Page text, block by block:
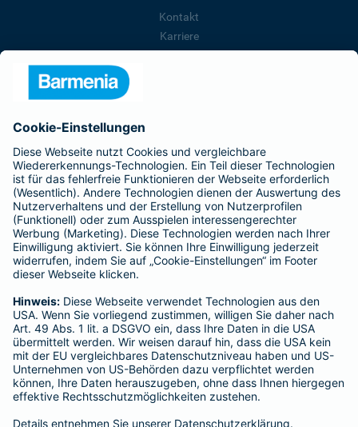
Kontakt
Karriere
Barmenia ist Teil der BarmeniaGothaer
BELIEBTE SEITEN
Kranken-Zusatzversicherung
Tierversicherungen
Haftpflichtversicherung
Hausratversicherung
Adresse ändern
Schaden melden
Kilometerstandsmeldung
Serviceübersicht